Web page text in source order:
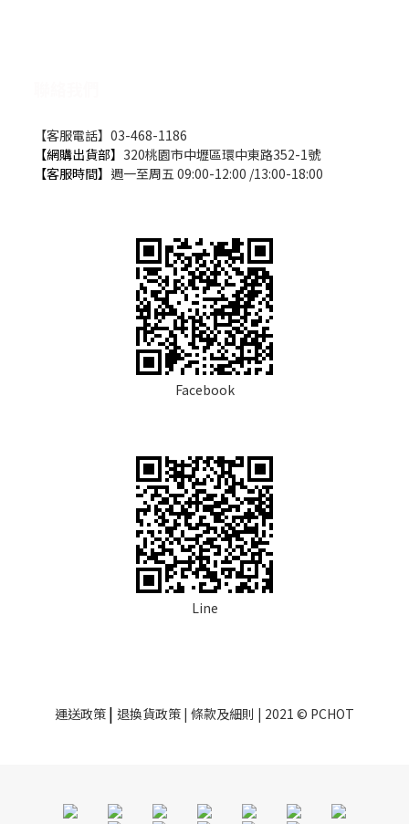
【客服電話】03-468-1186
【網購出貨部】 320桃園市中壢區環中東路352-1號
【客服時間】 週一至周五 09:00-12:00 /13:00-18:00
Facebook
Line
運送政策 | 退換貨政策 | 條款及細則 | 2021 © PCHOT